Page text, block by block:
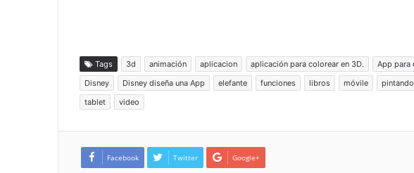
Tags 3d animación aplicacion aplicación para colorear en 3D. App para
Disney
Disney diseña una App elefante funciones libros móvile pintando
tablet
video
Facebook Twitter Google+